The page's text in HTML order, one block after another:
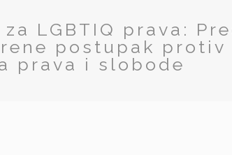
LGBTIQ prava:
postupak protiv
prava i slobode